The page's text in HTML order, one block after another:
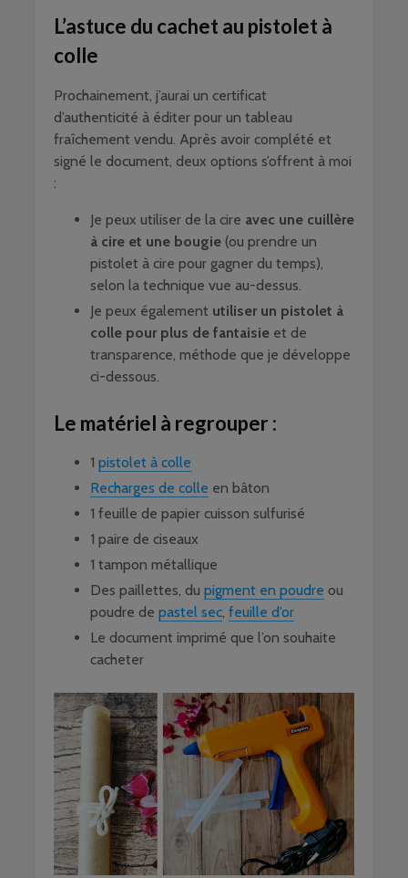
L’astuce du cachet au pistolet à
colle
Prochainement, j’aurai un certificat
d’authenticité à éditer pour un tableau
fraîchement vendu. Après avoir complété et
signé le document, deux options s’offrent à moi
:
Je peux utiliser de la cire avec une cuillère
à cire et une bougie (ou prendre un
pistolet à cire pour gagner du temps),
selon la technique vue au-dessus.
Je peux également utiliser un pistolet à
colle pour plus de fantaisie et de
transparence, méthode que je développe
ci-dessous.
Le matériel à regrouper :
1 pistolet à colle
Recharges de colle en bâton
1 feuille de papier cuisson sulfurisé
1 paire de ciseaux
1 tampon métallique
Des paillettes, du pigment en poudre ou
poudre de pastel sec, feuille d’or
Le document imprimé que l’on souhaite
cacheter